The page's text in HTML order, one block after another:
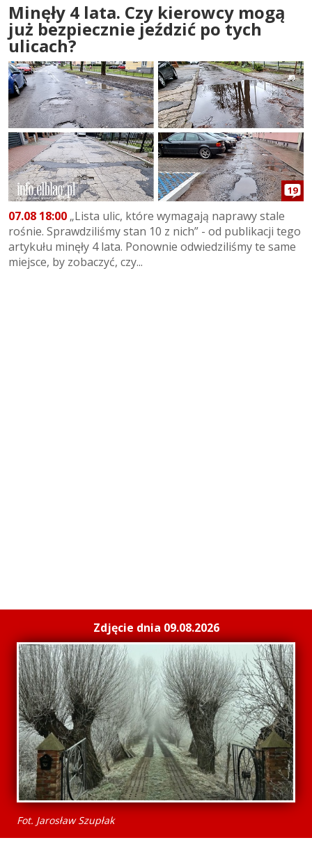
Minęły 4 lata. Czy kierowcy mogą
już bezpiecznie jeździć po tych
ulicach?
19
07.08 18:00 „Lista ulic, które wymagają naprawy stale
rośnie. Sprawdziliśmy stan 10 z nich” - od publikacji tego
artykułu minęły 4 lata. Ponownie odwiedziliśmy te same
miejsce, by zobaczyć, czy...
Zdjęcie dnia 09.08.2026
Fot. Jarosław Szupłak